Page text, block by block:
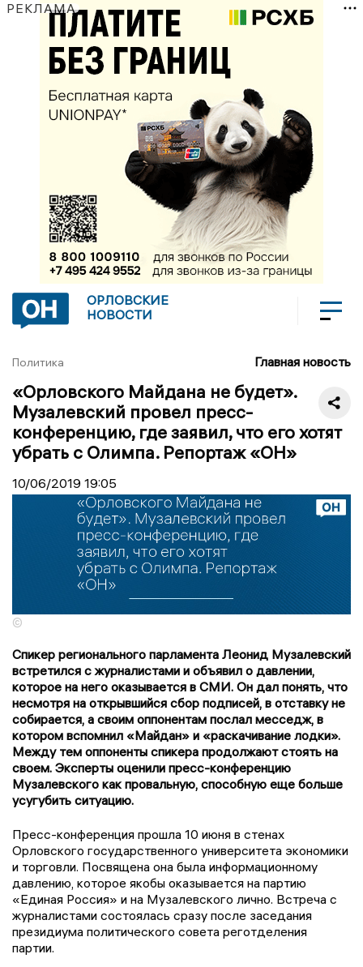
РЕКЛАМА
ОРЛОВСКИЕ
НОВОСТИ
Политика Главная новость
«Орловского Майдана не будет».
Музалевский провел пресс-
конференцию, где заявил, что его хотят
убрать с Олимпа. Репортаж «ОН»
10/06/2019 19:05
©
Спикер регионального парламента Леонид Музалевский
встретился с журналистами и объявил о давлении,
которое на него оказывается в СМИ. Он дал понять, что
несмотря на открывшийся сбор подписей, в отставку не
собирается, а своим оппонентам послал месседж, в
котором вспомнил «Майдан» и «раскачивание лодки».
Между тем оппоненты спикера продолжают стоять на
своем. Эксперты оценили пресс-конференцию
Музалевского как провальную, способную еще больше
усугубить ситуацию.
Пресс-конференция прошла 10 июня в стенах
Орловского государственного университета экономики
и торговли. Посвящена она была информационному
давлению, которое якобы оказывается на партию
«Единая Россия» и на Музалевского лично. Встреча с
журналистами состоялась сразу после заседания
президиума политического совета реготделения
партии.